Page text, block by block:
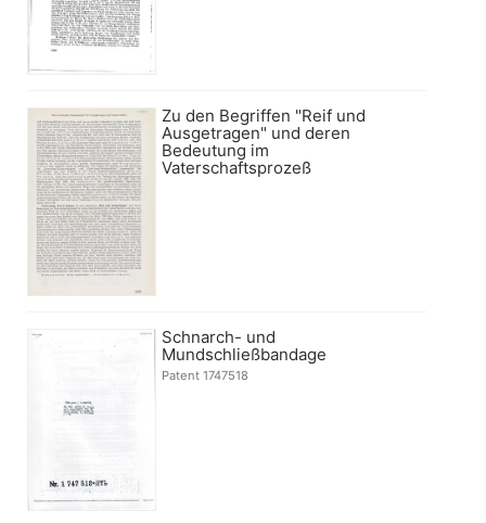
Zu den Begriffen "Reif und
Ausgetragen" und deren
Bedeutung im
Vaterschaftsprozeß
Schnarch- und
Mundschließbandage
Patent 1747518